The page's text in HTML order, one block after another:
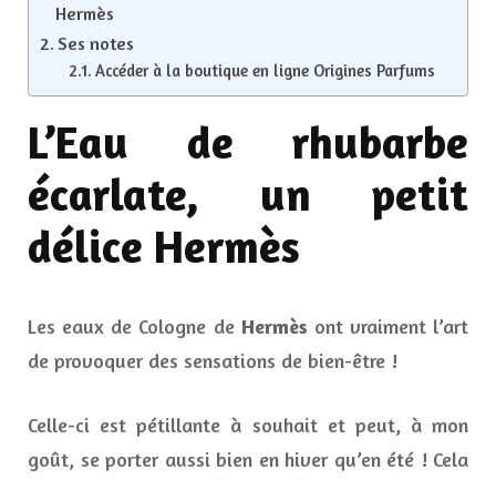
Hermès
Ses notes
Accéder à la boutique en ligne Origines Parfums
L’Eau de rhubarbe
écarlate, un petit
délice Hermès
Les eaux de Cologne de Hermès ont vraiment l’art
de provoquer des sensations de bien-être !
Celle-ci est pétillante à souhait et peut, à mon
goût, se porter aussi bien en hiver qu’en été ! Cela